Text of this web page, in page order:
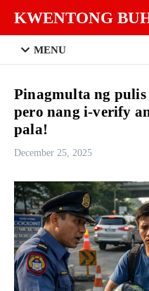
KWENTONG
MENU
Pinagmulta ng
pero nang i-verify
pala!
December 25, 2025